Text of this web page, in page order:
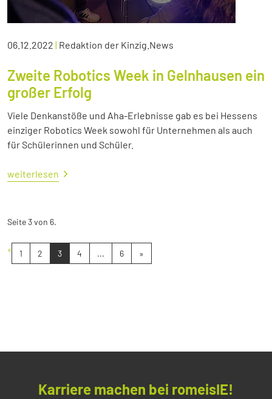
06.12.2022 | Redaktion der Kinzig.News
Zweite Robotics Week in Gelnhausen ein
großer Erfolg
Viele Denkanstöße und Aha-Erlebnisse gab es bei Hessens
einziger Robotics Week sowohl für Unternehmen als auch
für Schülerinnen und Schüler.
weiterlesen
Seite 3 von 6.
« 1 2 3 4 ... 6 »
Karriere machen bei romeisIE!